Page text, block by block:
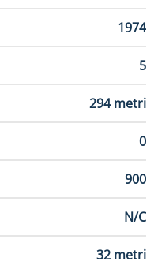
1974
5
294 metri
0
900
N/C
32 metri